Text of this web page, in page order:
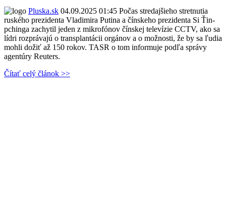
Pluska.sk 04.09.2025 01:45 Počas stredajšieho stretnutia
ruského prezidenta Vladimira Putina a čínskeho prezidenta Si Ťin-
pchinga zachytil jeden z mikrofónov čínskej televízie CCTV, ako sa
lídri rozprávajú o transplantácii orgánov a o možnosti, že by sa ľudia
mohli dožiť až 150 rokov. TASR o tom informuje podľa správy
agentúry Reuters.
Čítať celý článok >>